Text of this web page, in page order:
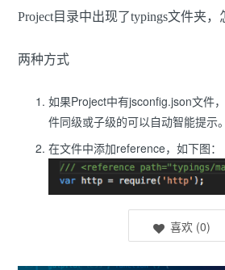
Project目录中出现了typings文件夹，
两种方式
如果Project中有jsconfig.json文件
件同级或子级的可以自动智能提示。
在文件中添加reference，如下图：
喜欢 (0)